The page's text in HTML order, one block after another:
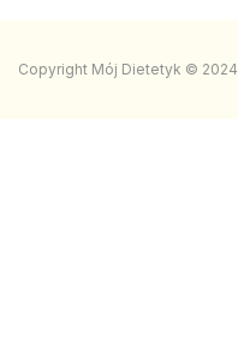
Copyright Mój Dietetyk © 2024